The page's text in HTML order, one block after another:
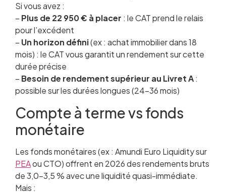
Si vous avez :
– Plus de 22 950 € à placer : le CAT prend le relais
pour l’excédent
– Un horizon défini(ex : achat immobilier dans 18
mois) : le CAT vous garantit un rendement sur cette
durée précise
– Besoin de rendement supérieur au Livret A:
possible sur les durées longues (24-36 mois)
Compte à terme vs fonds
monétaire
Les fonds monétaires (ex : Amundi Euro Liquidity sur
PEAou CTO) offrent en 2026 des rendements bruts
de 3,0-3,5 % avec une liquidité quasi-immédiate.
Mais :